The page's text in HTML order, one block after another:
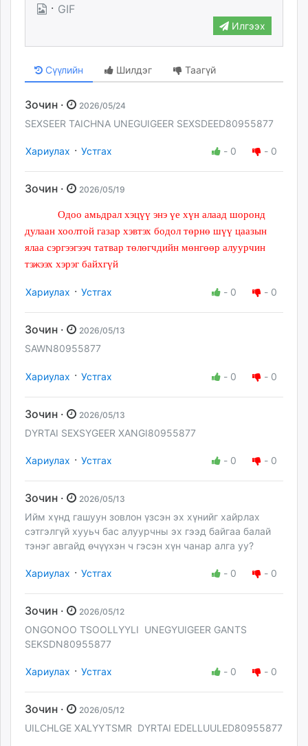
· GIF
Илгээх
Сүүлийн Шилдэг Таагүй
Зочин · 2026/05/24
SEXSEER TAICHNA UNEGUIGEER SEXSDEED80955877
Хариулах · Устгах - 0 - 0
Зочин · 2026/05/19
Одоо амьдрал хэцүү энэ үе хүн алаад шоронд
дулаан хоолтой газар хэвтэх бодол төрнө шүү цаазын
ялаа сэргээгээч татвар төлөгчдийн мөнгөөр алуурчин
тэжээх хэрэг байхгүй
Хариулах · Устгах - 0 - 0
Зочин · 2026/05/13
SAWN80955877
Хариулах · Устгах - 0 - 0
Зочин · 2026/05/13
DYRTAI SEXSYGEER XANGI80955877
Хариулах · Устгах - 0 - 0
Зочин · 2026/05/13
Ийм хүнд гашуун зовлон үзсэн эх хүнийг хайрлах
сэтгэлгүй хууьч бас алуурчны эх гээд байгаа балай
тэнэг авгайд өчүүхэн ч гэсэн хүн чанар алга уу?
Хариулах · Устгах - 0 - 0
Зочин · 2026/05/12
ONGONOO TSOOLLYYLI UNEGYUIGEER GANTS
SEKSDN80955877
Хариулах · Устгах - 0 - 0
Зочин · 2026/05/12
UILCHLGE XALYYTSMR DYRTAI EDELLUULED80955877